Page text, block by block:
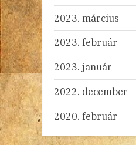
2023. március
2023. február
2023. január
2022. december
2020. február